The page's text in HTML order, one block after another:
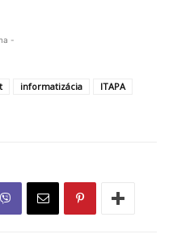
-
informatizácia
ITAPA